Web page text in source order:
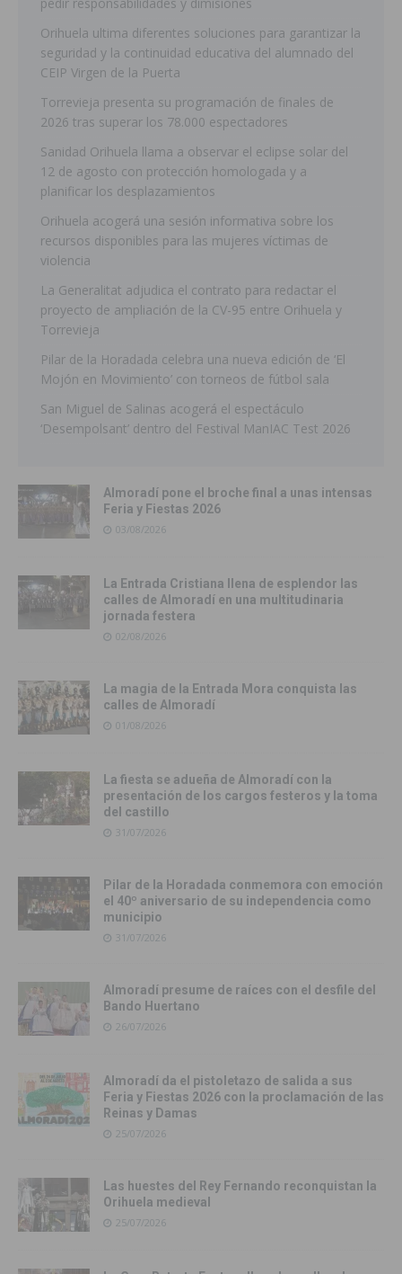
Orihuela ultima diferentes soluciones para garantizar la
seguridad y la continuidad educativa del alumnado del
CEIP Virgen de la Puerta
Torrevieja presenta su programación de finales de
2026 tras superar los 78.000 espectadores
Sanidad Orihuela llama a observar el eclipse solar del
12 de agosto con protección homologada y a
planificar los desplazamientos
Orihuela acogerá una sesión informativa sobre los
recursos disponibles para las mujeres víctimas de
violencia
La Generalitat adjudica el contrato para redactar el
proyecto de ampliación de la CV-95 entre Orihuela y
Torrevieja
Pilar de la Horadada celebra una nueva edición de ‘El
Mojón en Movimiento’ con torneos de fútbol sala
San Miguel de Salinas acogerá el espectáculo
‘Desempolsant’ dentro del Festival ManIAC Test 2026
Almoradí pone el broche final a unas intensas
Feria y Fiestas 2026
03/08/2026
La Entrada Cristiana llena de esplendor las
calles de Almoradí en una multitudinaria
jornada festera
02/08/2026
La magia de la Entrada Mora conquista las
calles de Almoradí
01/08/2026
La fiesta se adueña de Almoradí con la
presentación de los cargos festeros y la toma
del castillo
31/07/2026
Pilar de la Horadada conmemora con emoción
el 40º aniversario de su independencia como
municipio
31/07/2026
Almoradí presume de raíces con el desfile del
Bando Huertano
26/07/2026
Almoradí da el pistoletazo de salida a sus
Feria y Fiestas 2026 con la proclamación de las
Reinas y Damas
25/07/2026
Las huestes del Rey Fernando reconquistan la
Orihuela medieval
25/07/2026